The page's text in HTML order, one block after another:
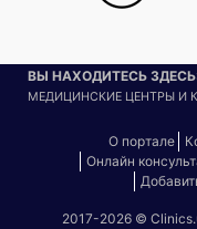
ВЫ НАХОДИТЕСЬ
МЕДИЦИНСКИЕ ЦЕНТРЫ И
О портале
Онлайн
2017-2026 ©